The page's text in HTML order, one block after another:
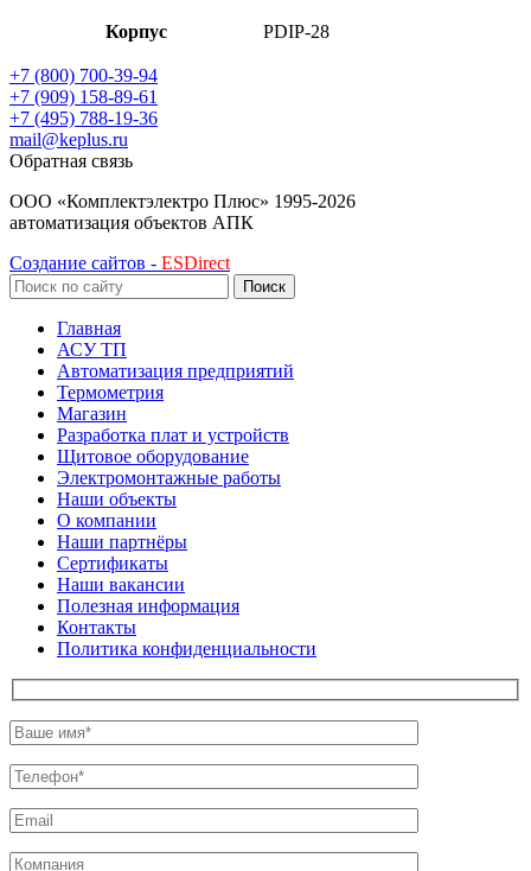
Корпус PDIP-28
+7 (800) 700-39-94
+7 (909) 158-89-61
+7 (495) 788-19-36
mail@keplus.ru
Обратная связь
ООО «Комплектэлектро Плюс» 1995-2026
автоматизация объектов АПК
Создание сайтов - ESDirect
Поиск
Главная
АСУ ТП
Автоматизация предприятий
Термометрия
Магазин
Разработка плат и устройств
Щитовое оборудование
Электромонтажные работы
Наши объекты
О компании
Наши партнёры
Сертификаты
Наши вакансии
Полезная информация
Контакты
Политика конфиденциальности